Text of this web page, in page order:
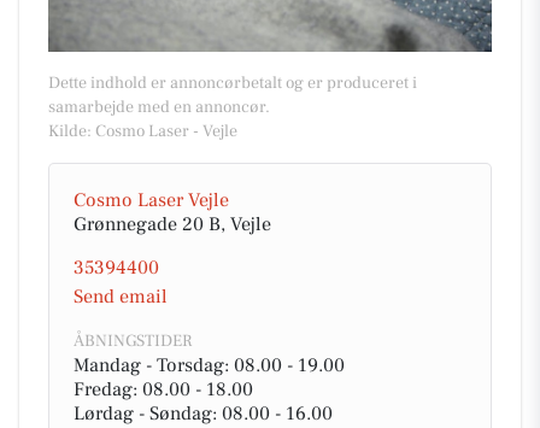
Dette indhold er annoncørbetalt og er produceret i
samarbejde med en annoncør.
Kilde: Cosmo Laser - Vejle
Cosmo Laser Vejle
Grønnegade 20 B, Vejle
35394400
Send email
ÅBNINGSTIDER
Mandag - Torsdag: 08.00 - 19.00
Fredag: 08.00 - 18.00
Lørdag - Søndag: 08.00 - 16.00